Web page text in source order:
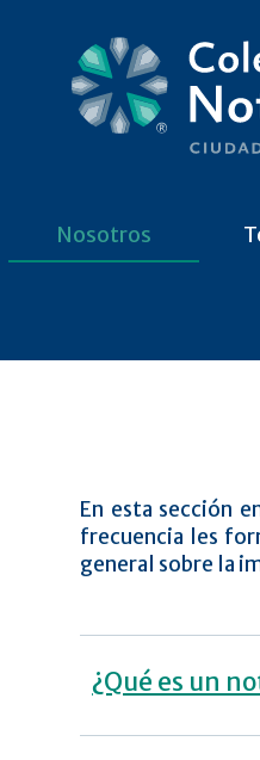
Nosotros
En esta sección
frecuencia les
general sobre la
¿Qué es un